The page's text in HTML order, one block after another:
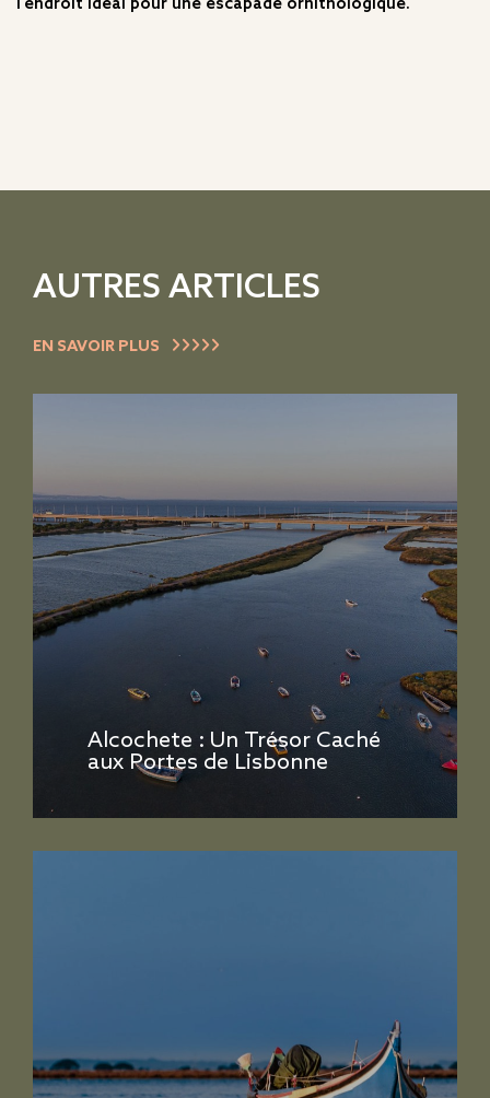
l'endroit idéal pour une escapade ornithologique.
AUTRES ARTICLES
EN SAVOIR PLUS
Alcochete : Un Trésor Caché
aux Portes de Lisbonne